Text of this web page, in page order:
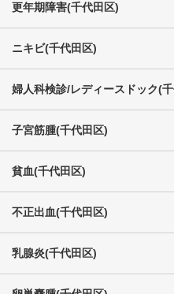
更年期障害(千代田区)
ニキビ(千代田区)
婦人科検診/レディースドック(
子宮筋腫(千代田区)
貧血(千代田区)
不正出血(千代田区)
乳腺炎(千代田区)